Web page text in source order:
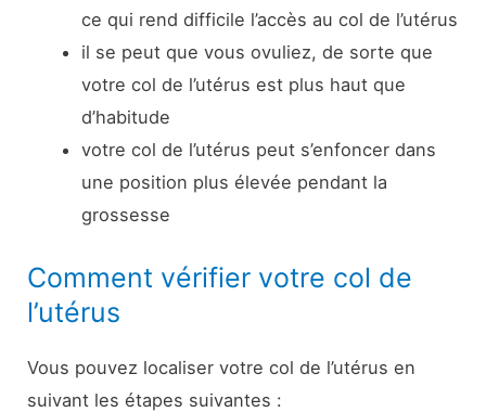
ce qui rend difficile l’accès au col de l’utérus
il se peut que vous ovuliez, de sorte que
votre col de l’utérus est plus haut que
d’habitude
votre col de l’utérus peut s’enfoncer dans
une position plus élevée pendant la
grossesse
Comment vérifier votre col de
l’utérus
Vous pouvez localiser votre col de l’utérus en
suivant les étapes suivantes :